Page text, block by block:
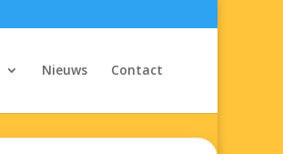
Nieuws Contact